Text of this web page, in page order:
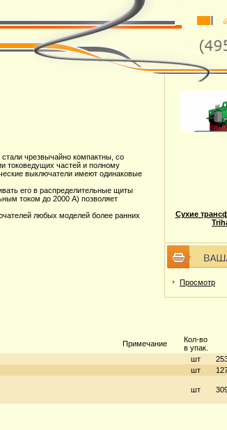
Сухие
Просмотр
чрезвычайно компактны, со
токоведущих частей и полному
выключатели имеют одинаковые
его в распределительные щиты
током до 2000 A) позволяет
любых моделей более ранних
Примечание
Кол-во
в упак.
шт
шт
шт